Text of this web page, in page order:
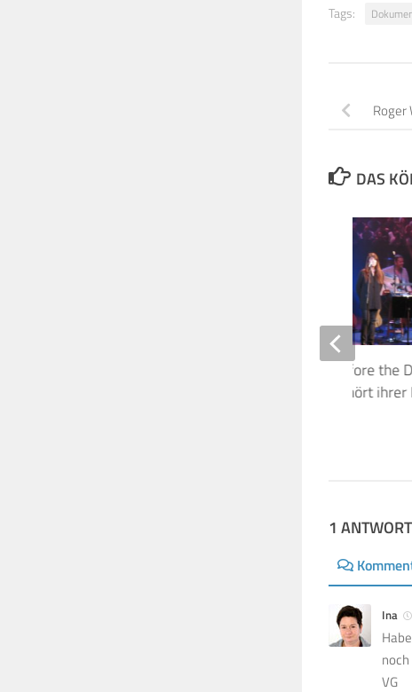
Tags:
Roger
DAS
Erstes Kate Bush “Before the
Konzert! Jon Carin gehört
1 ANTWORT
Ina
VG